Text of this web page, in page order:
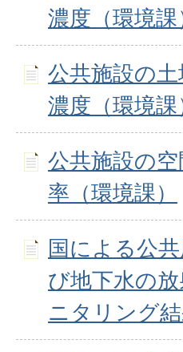
濃度（環境課
公共施設の
濃度（環境課
公共施設の
率（環境課）
国による公
び地下水の
ニタリング